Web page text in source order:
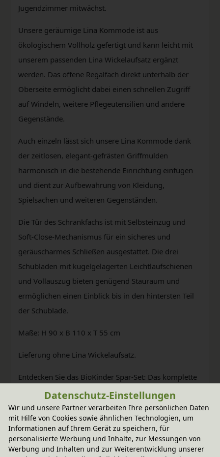
Jugendzimmer mitwächst.
Unsere geräumige Lina Kommode ist aus
ökologischem Vollholz gefertigt und kann leicht mit
unserem passenden Lina Wickelaufsatz ergänzt
werden. Das offene Regalfach direkt unterhalb der
Oberseite ermöglicht dabei einen schnellen Zugriff
auf Windeln, weitere Pflegeutensilien und andere
Gegenstände.
Auch einzeln lässt sich unsere Lina Kommode dank
der zeitlosen, elegant-gefrästen Griffmulden
harmonisch in die bestehende Einrichtung einfügen
und dient zur Aufbewahrung von Kleidung,
Spielsachen und weiteren Gegenständen.
Die Tür des Schrankfachs ist mit Selbsteinzug und
Soft-Close-Mechanismus für ein sicheres und
geräuscharmes Schließen ausgestattet. Die drei
Schubladen mit kugelgelagerten Leichtlaufschienen
und Vollauszug bieten genügend Stauraum und
ermöglichen einen Einblick bis in den hintersten Teil
der Schublade.
Maße: H 90 x B 110 x T 55 cm
Lieferung ohne Lina Wickelaufsatz.
Entdecken Sie das BioKinder Spar-Set: Das komplette
Lina Kinderzimmer. Auch erhältlich: Das Spar-Set mit
Lina Kommode und Wickelaufsatz.
Massivholz aus nachhaltiger Forstwirtschaft.
BioKinder Möbel werden aus massivem Erlenholz
Datenschutz-Einstellungen
Wir und unsere Partner verarbeiten Ihre persönlichen Daten
mit Hilfe von Cookies sowie ähnlichen Technologien, um
Informationen auf Ihrem Gerät zu speichern, für
personalisierte Werbung und Inhalte, zur Messungen von
Werbung und Inhalten und zur Weiterentwicklung unserer